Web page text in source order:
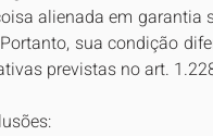
alienada em garantia
sua condição
previstas no art.